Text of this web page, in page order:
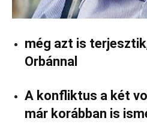
még azt is
Orbánnal
A konfliktus a két
már korábban is